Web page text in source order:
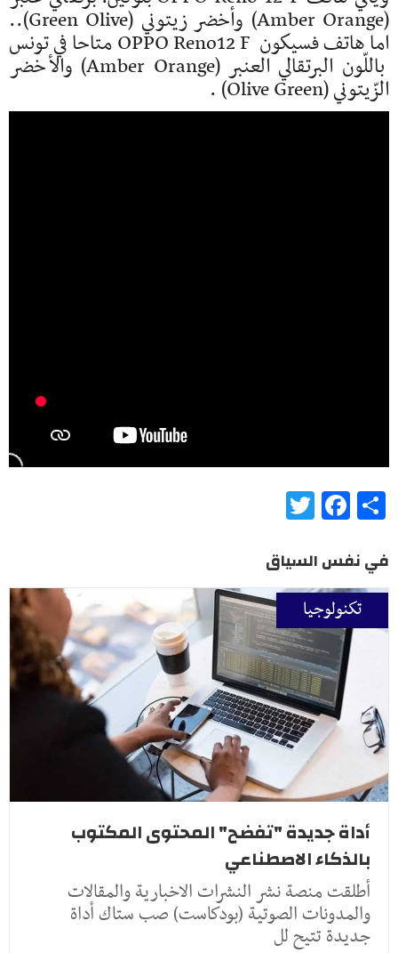
(Amber Orange) وأخضر زيتوني (Green Olive)..
اما هاتف فسيكون OPPO Reno12 F متاحا في تونس
باللّون البرتقالي العنبر (Amber Orange) والأخضر
الزّيتوني (Olive Green) .
Share
Facebook
في نفس السياق
تكنولوجيا
أداة جديدة "تفضح" المحتوى المكتوب
بالذكاء الاصطناعي
أطلقت منصة نشر النشرات الاخبارية والمقالات
والمدونات الصوتية (بودكاست) صب ستاك أداة
جديدة تتيح لل